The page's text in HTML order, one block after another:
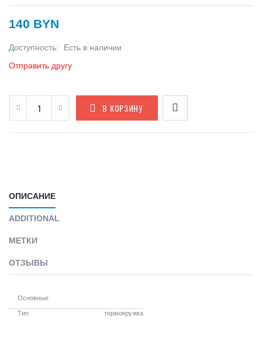
140 BYN
Доступность:
Есть в наличии
Отправить другу
В КОРЗИНУ
ОПИСАНИЕ
ADDITIONAL
МЕТКИ
ОТЗЫВЫ
Основные
Тип термокружка